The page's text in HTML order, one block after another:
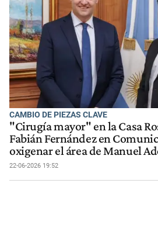
CAMBIO DE PIEZAS CLAVE
"Cirugía mayor" en la Casa
Fabián Fernández en
oxigenar el área de Manuel
22-06-2026 19:52